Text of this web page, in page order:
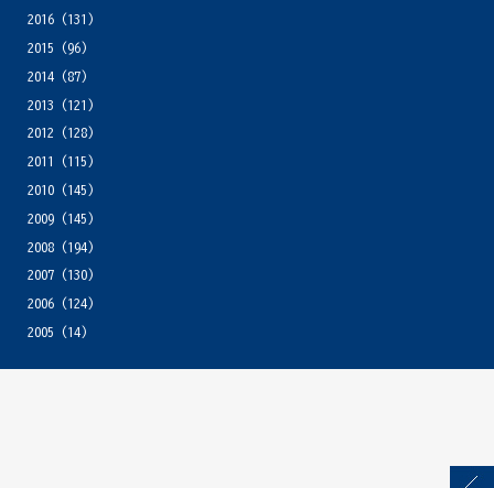
2016(131)
2015 (96)
2014(87)
2013 (121)
2012 (128)
2011
(115)
2010(145)
2009(145)
2008(194)
2007(130)
2006(124)
2005 (14)